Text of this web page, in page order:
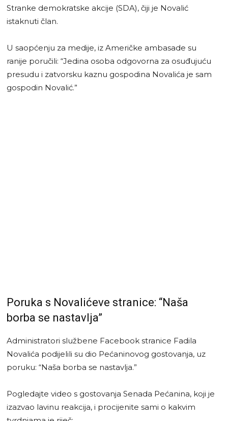
Stranke demokratske akcije (SDA), čiji je Novalić
istaknuti član.
U saopćenju za medije, iz Američke ambasade su
ranije poručili: “Jedina osoba odgovorna za osuđujuću
presudu i zatvorsku kaznu gospodina Novalića je sam
gospodin Novalić.”
Poruka s Novalićeve stranice: “Naša
borba se nastavlja”
Administratori službene Facebook stranice Fadila
Novalića podijelili su dio Pećaninovog gostovanja, uz
poruku: “Naša borba se nastavlja.”
Pogledajte video s gostovanja Senada Pećanina, koji je
izazvao lavinu reakcija, i procijenite sami o kakvim